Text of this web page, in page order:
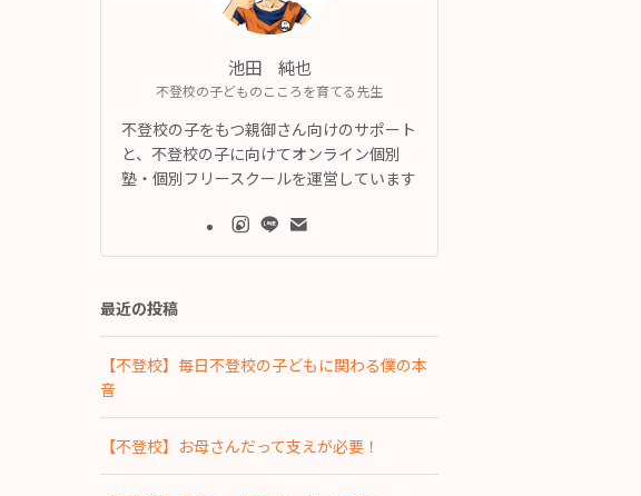
池田 純也
不登校の子どものこころを育てる先生
不登校の子をもつ親御さん向けのサポート
と、不登校の子に向けてオンライン個別
塾・個別フリースクールを運営しています
最近の投稿
【不登校】毎日不登校の子どもに関わる僕の本
音
【不登校】お母さんだって支えが必要！